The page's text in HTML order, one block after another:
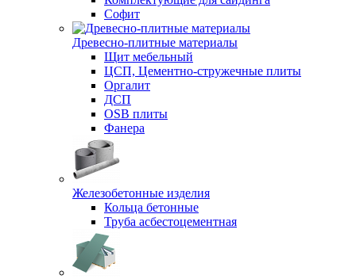
Софит
Древесно-плитные материалы
Щит мебельный
ЦСП, Цементно-стружечные плиты
Оргалит
ДСП
OSB плиты
Фанера
Железобетонные изделия
Кольца бетонные
Труба асбестоцементная